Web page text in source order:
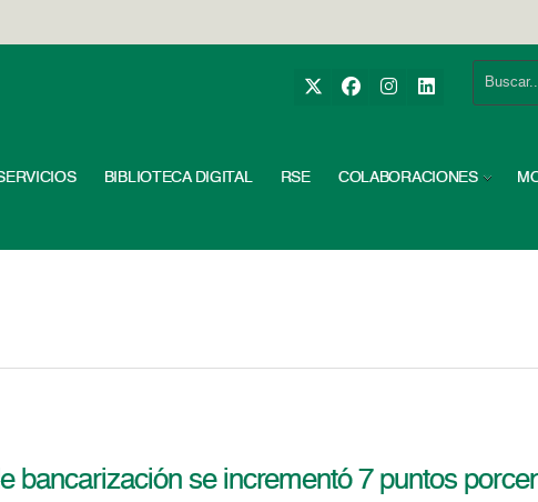
BIBLIOTECA DIGITAL RSE COLABORACIONES
bancarización se incrementó 7 puntos